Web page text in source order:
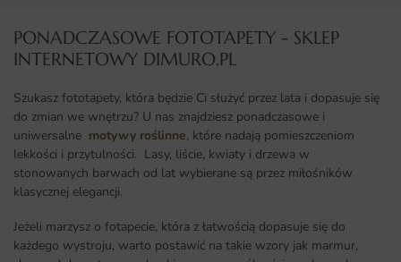
PONADCZASOWE FOTOTAPETY - SKLEP
INTERNETOWY DIMURO.PL​
Szukasz fototapety, która będzie Ci służyć przez lata i dopasuje się
do zmian we wnętrzu? U nas znajdziesz ponadczasowe i
uniwersalne motywy roślinne, które nadają pomieszczeniom
lekkości i przytulności. Lasy, liście, kwiaty i drzewa w
stonowanych barwach od lat wybierane są przez miłośników
klasycznej elegancji.
Jeżeli marzysz o fotapecie, która z łatwością dopasuje się do
każdego wystroju, warto postawić na takie wzory jak marmur,